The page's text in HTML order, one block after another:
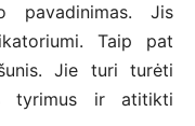
pavadinimas. Jis
Taip pat
Jie turi turėti
tyrimus ir atitikti